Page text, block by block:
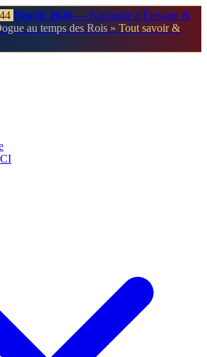
Neuvic 2026 — Nationale d'Élevage &
au temps des Rois » Tout savoir &